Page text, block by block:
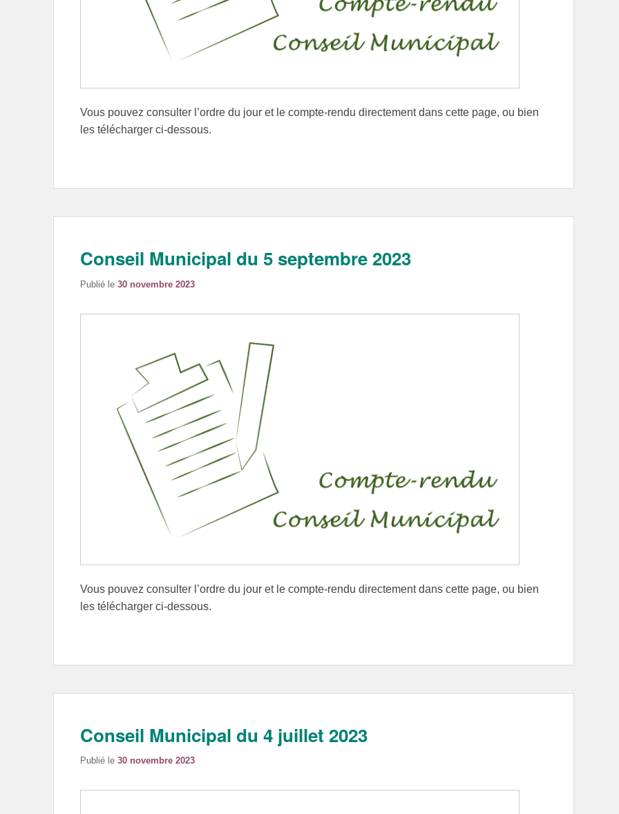
Vous pouvez consulter l’ordre du jour et le compte-rendu directement dans cette page, ou bien
les télécharger ci-dessous.
Conseil Municipal du 5 septembre 2023
Publié le 30 novembre 2023
Vous pouvez consulter l’ordre du jour et le compte-rendu directement dans cette page, ou bien
les télécharger ci-dessous.
Conseil Municipal du 4 juillet 2023
Publié le 30 novembre 2023